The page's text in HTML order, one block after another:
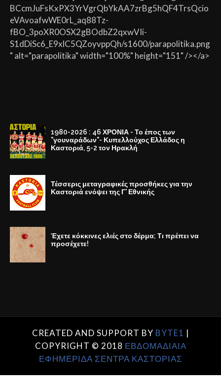
BCcmJuFsKxPX3YrVgrQbYkAA7zrBg5hQF4TrsQcio
eVAvoafwWE0rL_aq88Tz-
fBO_3poXR0OSX2gBOdbZ2qxwVIi-
S1dDiSc6_E9xlC5QZoyvppQh/s1600/parapolitika.png
" alt="parapolitika" width="100%" height="151" /></a>
1980-2026 : 46 ΧΡΟΝΙΑ - Το έπος των
"γουναράδων"- Κυπελλούχος Ελλάδος η
Καστοριά, 5-2 τον Ηρακλή
Τέσσερις μεταγραφικές προσθήκες για την
Καστοριά ενόψει της Γ' Εθνικής
Έχετε κόκκινες ελιές στο δέρμα; Τι πρέπει να
προσέχετε!
CREATED AND SUPPORT BY BYTE1 |
COPYRIGHT © 2018 ΕΒΔΟΜΑΔΙΑΙΑ
ΕΦΗΜΕΡΙΔΑ ΣΕΝΤΡΑ ΚΑΣΤΟΡΙΑΣ